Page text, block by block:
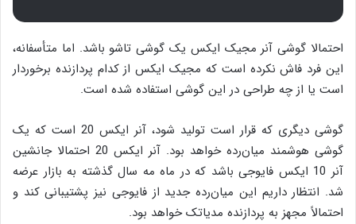
احتمالا گوشی آنر مجیک ایکس یک گوشی تاشو باشد. اما متأسفانه،
این فرد فاش نکرده است که مجیک ایکس از کدام پردازنده برخوردار
است یا از چه طراحی در این گوشی استفاده شده است.
گوشی دیگری که قرار است تولید شود، آنر ایکس 20 است که یک
گوشی هوشمند میان‌رده خواهد بود. آنر ایکس 20 احتمالا جانشین
آنر 10 ایکس فایوجی باشد که در ماه مه سال گذشته به بازار عرضه
شد. انتظار داریم این میان‌رده جدید از فایوجی نیز پشتیبانی کند و
احتمالاً مجهز به پردازنده مدیاتک خواهد بود.